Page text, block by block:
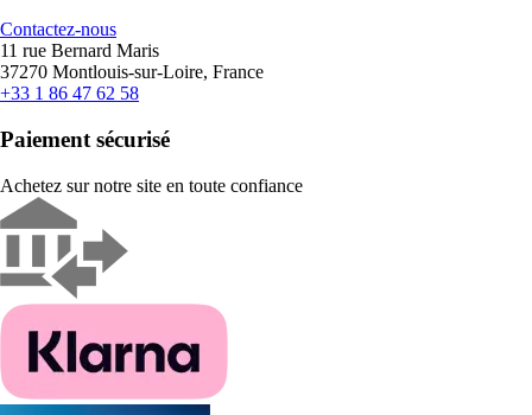
Contactez-nous
11 rue Bernard Maris
37270 Montlouis-sur-Loire, France
+33 1 86 47 62 58
Paiement sécurisé
Achetez sur notre site en toute confiance